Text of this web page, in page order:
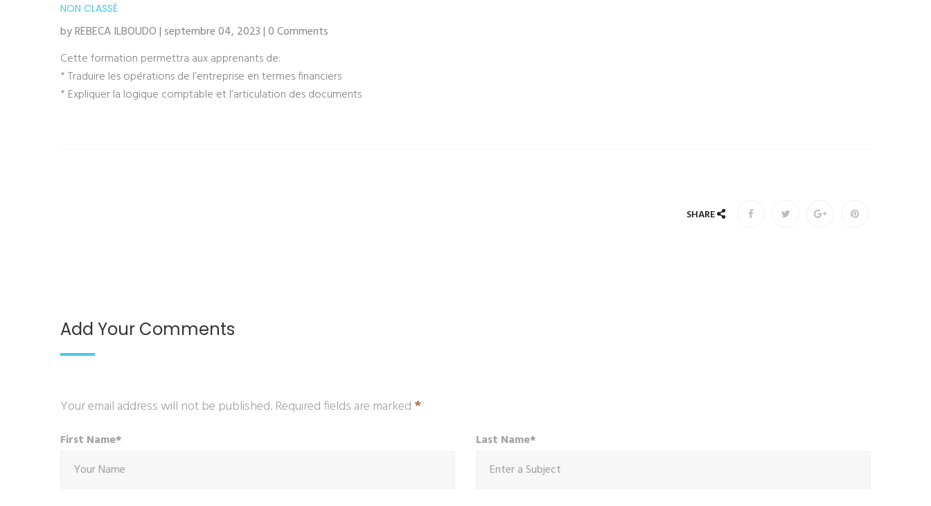
NON CLASSÉ
by REBECA ILBOUDO | septembre 04, 2023 | 0 Comments
Cette formation permettra aux apprenants de:
* Traduire les opérations de l’entreprise en termes financiers
* Expliquer la logique comptable et l’articulation des documents
SHARE
Add Your Comments
Your email address will not be published. Required fields are marked *
First Name* Last Name*